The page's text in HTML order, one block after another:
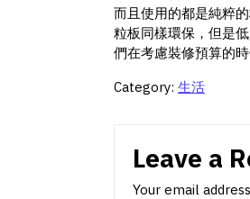
而且使用的都是純粹
粒板同樣環保，但是
們在考慮裝修預算的
Category: 生活
Leave a
Your email